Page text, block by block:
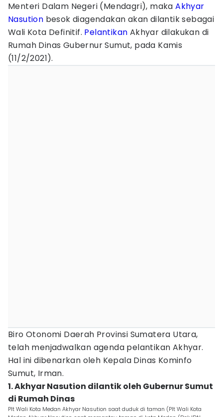
Menteri Dalam Negeri (Mendagri), makaAkhyar
Nasution besok diagendakan akan dilantik sebagai
Wali Kota Definitif. Pelantikan Akhyar dilakukan di
Rumah Dinas Gubernur Sumut, pada Kamis
(11/2/2021).
Biro Otonomi Daerah Provinsi Sumatera Utara,
telah menjadwalkan agenda pelantikan Akhyar.
Hal ini dibenarkan oleh Kepala Dinas Kominfo
Sumut, Irman.
1. Akhyar Nasution dilantik oleh Gubernur Sumut
di Rumah Dinas
Plt Wali Kota Medan Akhyar Nasution saat duduk di taman (Plt Wali Kota